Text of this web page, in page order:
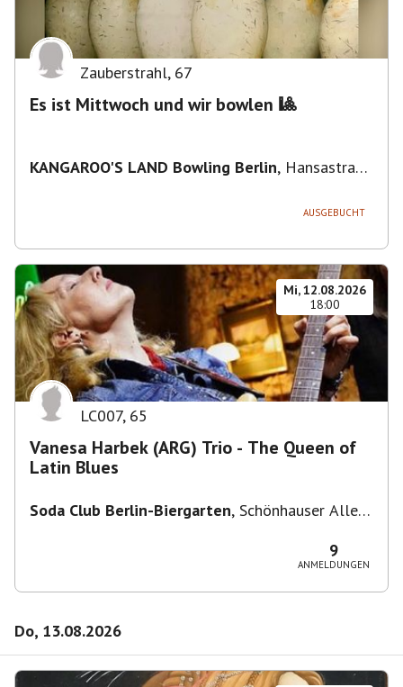
Zauberstrahl, 67
Es ist Mittwoch und wir bowlen 🎱
KANGAROO'S LAND Bowling Berlin, Hansastraße
AUSGEBUCHT
Mi, 12.08.2026
18:00
LC007, 65
Vanesa Harbek (ARG) Trio - The Queen of
Latin Blues
Soda Club Berlin-Biergarten, Schönhauser Allee
9
ANMELDUNGEN
Do, 13.08.2026